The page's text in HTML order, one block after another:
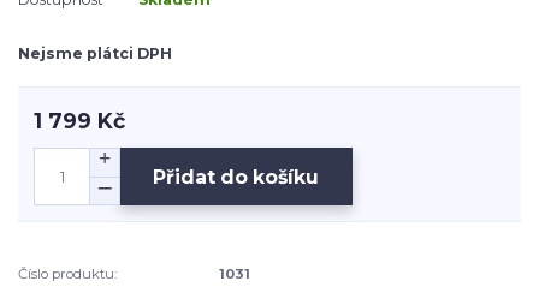
Nejsme plátci DPH
1 799 Kč
Přidat do košíku
Číslo produktu: 1031